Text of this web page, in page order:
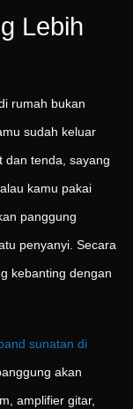
Lebih
rumah bukan
sudah keluar
dan tenda, sayang
kamu pakai
panggung
penyanyi. Secara
kebanting dengan
sunatan di
akan
amplifier gitar,